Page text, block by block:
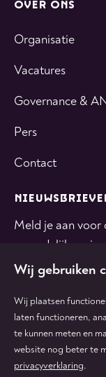
OVER ONS
Organisatie
Vacatures
Governance &
Pers
Contact
Meld je aan voor
maandelijkse
Volg
ons
op
Volg
ons
op
ons
Wij gebruiken
Wij plaatsen
laten functioneren,
te kunnen meten en
website nog beter te
privacyverklaring.